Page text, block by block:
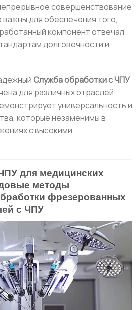
совершенствование
для обеспечения того,
компонент отвечал
долговечности и
Служба обработки с ЧПУ
для различных отраслей
универсальность и
которые незаменимы в
с высокими
для медицинских
методы
фрезерованных
с ЧПУ